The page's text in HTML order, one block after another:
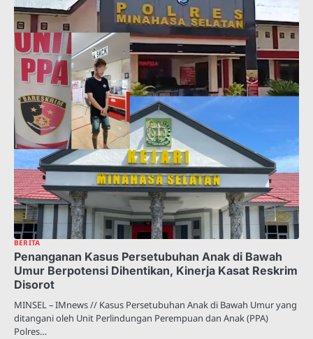
BERITA
Penanganan Kasus Persetubuhan Anak di Bawah
Umur Berpotensi Dihentikan, Kinerja Kasat Reskrim
Disorot
MINSEL – IMnews // Kasus Persetubuhan Anak di Bawah Umur yang
ditangani oleh Unit Perlindungan Perempuan dan Anak (PPA)
Polres…